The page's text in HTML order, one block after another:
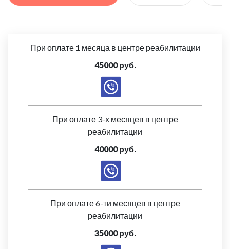
При оплате 1 месяца в центре реабилитации
45000 руб.
При оплате 3-х месяцев в центре
реабилитации
40000 руб.
При оплате 6-ти месяцев в центре
реабилитации
35000 руб.